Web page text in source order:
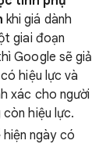
khi giá dành
giai đoạn
Google sẽ giả
hiệu lực và
xác cho người
hiệu lực.
ngày có